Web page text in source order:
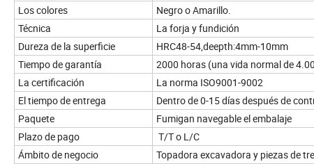
Los colores
Negro o Amarillo.
Técnica
La forja y fundición
Dureza de la superficie
HRC48-54,deepth:4mm-10mm
Tiempo de garantía
2000 horas (una vida normal de
La certificación
La norma ISO9001-9002
El tiempo de entrega
Dentro de 0-15 días después de
Paquete
Fumigan navegable el embalaje
Plazo de pago
T/T o L/C
Ámbito de negocio
Topadora excavadora y piezas de